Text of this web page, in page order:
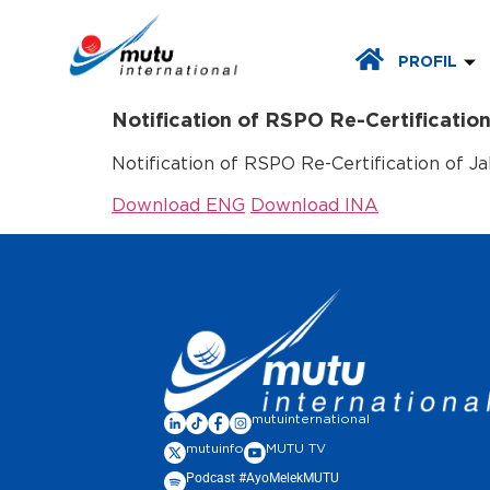
PROFIL
Notification of RSPO Re-
Notification of RSPO Re-Certification of
Download ENG Download INA
mutuinternational
mutuinfo MUTU TV
Podcast #AyoMelekMUTU